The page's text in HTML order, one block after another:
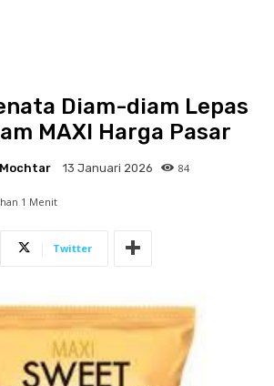
Diam-diam Lepas
MAXI Harga Pasar
13 Januari 2026 84
1 Menit
Twitter